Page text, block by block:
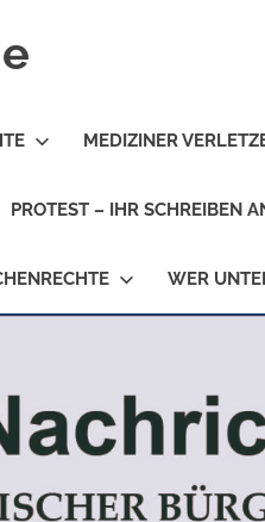
MEDIZINER
PROTEST – IHR SCHREIBEN
WER